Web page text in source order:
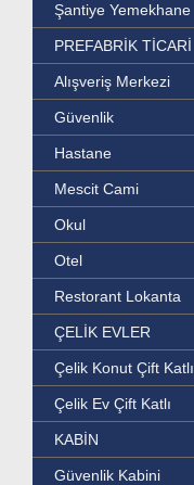
Şantiye Yemekhane
PREFABRİK TİCARİ
Alışveriş Merkezi
Güvenlik
Hastane
Mescit Cami
Okul
Otel
Restorant Lokanta
ÇELİK EVLER
Çelik Konut Çift Katlı
Çelik Ev Çift Katlı
KABİN
Güvenlik Kabini